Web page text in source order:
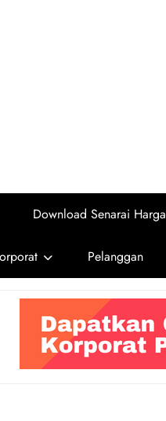
Download Senarai Harga
Pelanggan